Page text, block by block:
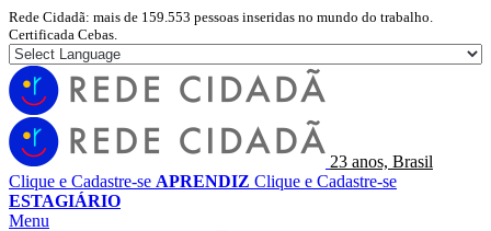
Rede Cidadã: mais de 159.553 pessoas inseridas no mundo do trabalho.
Certificada Cebas.
23 anos, Brasil
Clique e Cadastre-se APRENDIZ Clique e Cadastre-se
ESTAGIÁRIO
Menu